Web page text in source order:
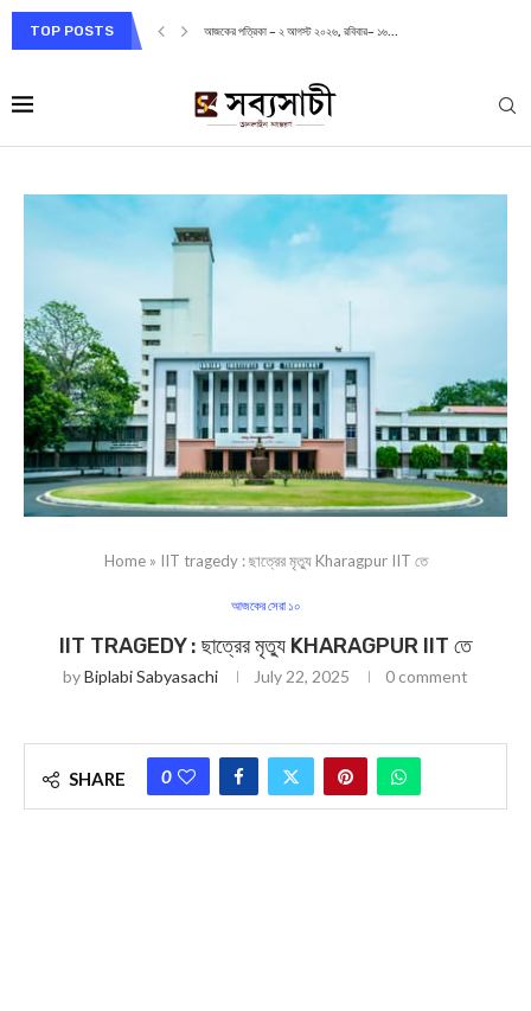
TOP POSTS আজকের পত্রিকা – ২ আগস্ট ২০২৬, রবিবার– ১৬...
Home» IIT tragedy : ছাত্রের মৃত্যু Kharagpur IIT তে
আজকের সেরা ১০
IIT TRAGEDY : ছাত্রের মৃত্যু KHARAGPUR IIT তে
byBiplabi Sabyasachi July 22, 2025 0 comment
SHARE 0